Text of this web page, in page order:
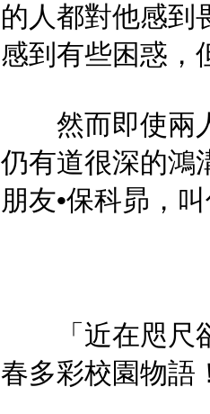
的人都對他感到
感到有些困惑，
然而即使兩人
仍有道很深的鴻
朋友•保科昴，
「近在咫尺卻
春多彩校園物語